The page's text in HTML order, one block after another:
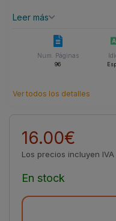
Leer más
Num. Páginas
96
Ver todos los detalles
16.00€
Los precios incluyen IVA
En stock